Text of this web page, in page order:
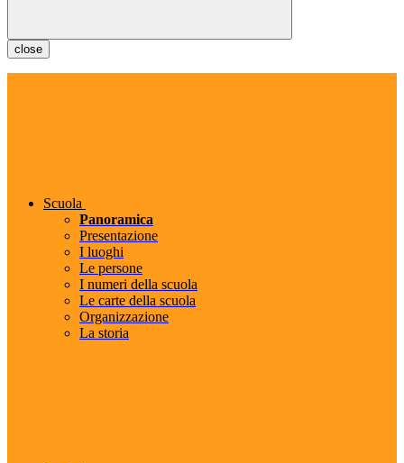
close
Scuola
Panoramica
Presentazione
I luoghi
Le persone
I numeri della scuola
Le carte della scuola
Organizzazione
La storia